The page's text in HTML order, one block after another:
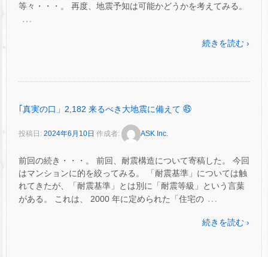
等々・・・。 再度、地震予知は可能かどうかを考えてみる。
…
続きを読む ›
｢真実の口」2,182 来るべき大地震に備えて ㊺
投稿日: 2024年6月10日 作成者: ASK Inc.
前回の続き・・・。 前回、耐震構造について寄稿した。 今回
はマンションに的を絞ってみる。 「耐震基準」については触
れてきたが、「耐震基準」とは別に「耐震等級」という言葉
がある。 これは、 2000 年に定められた「住宅の …
続きを読む ›